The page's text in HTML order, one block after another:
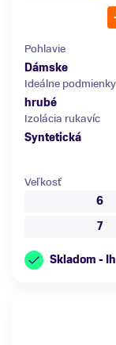
Pohlavie
Dámske
Ideálne podmienky
hrubé
Izolácia rukavíc
Syntetická
Veľkosť
6
7
Skladom -